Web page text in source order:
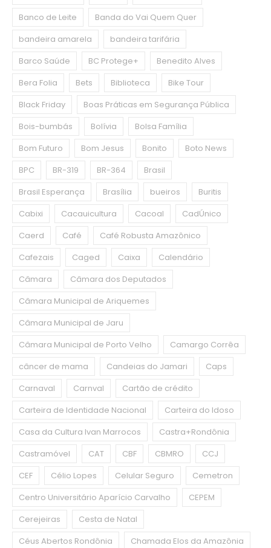
Banco de Leite
Banda do Vai Quem Quer
bandeira amarela
bandeira tarifária
Barco Saúde
BC Protege+
Benedito Alves
Bera Folia
Bets Biblioteca
Bike Tour
Black Friday
Boas Práticas em Segurança Pública
Bois-bumbás
Bolívia
Bolsa Família
Bom Futuro
Bom Jesus Bonito
Boto News
BPC
BR-319 BR-364
Brasil
Brasil Esperança
Brasília bueiros
Buritis
Cabixi
Cacauicultura Cacoal
CadÚnico
Caerd
Café
Café Robusta Amazônico
Cafezais
Caged Caixa
Calendário
Câmara
Câmara dos Deputados
Câmara Municipal de Ariquemes
Câmara Municipal de Jaru
Câmara Municipal de Porto Velho
Camargo Corrêa
câncer de mama
Candeias do Jamari
Caps
Carnaval
Carnval
Cartão de crédito
Carteira de Identidade Nacional
Carteira do Idoso
Casa da Cultura Ivan Marrocos
Castra+Rondônia
Castramóvel
CAT CBF CBMRO
CCJ
CEF
Célio Lopes Celular Seguro
Cemetron
Centro Universitário Aparício Carvalho
CEPEM
Cerejeiras
Cesta de Natal
Céus Abertos Rondônia
Chamada Elos da Amazônia